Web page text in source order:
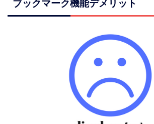
ブックマーク機能デメリット